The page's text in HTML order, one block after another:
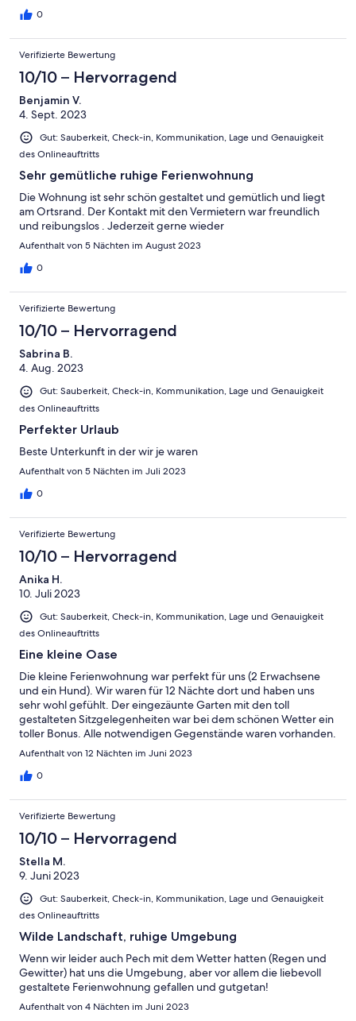
0
Verifizierte Bewertung
10/10 – Hervorragend
Benjamin V.
4. Sept. 2023
Gut: Sauberkeit, Check-in, Kommunikation, Lage und Genauigkeit
des Onlineauftritts
Sehr gemütliche ruhige Ferienwohnung
Die Wohnung ist sehr schön gestaltet und gemütlich und liegt
am Ortsrand. Der Kontakt mit den Vermietern war freundlich
und reibungslos . Jederzeit gerne wieder
Aufenthalt von 5 Nächten im August 2023
0
Verifizierte Bewertung
10/10 – Hervorragend
Sabrina B.
4. Aug. 2023
Gut: Sauberkeit, Check-in, Kommunikation, Lage und Genauigkeit
des Onlineauftritts
Perfekter Urlaub
Beste Unterkunft in der wir je waren
Aufenthalt von 5 Nächten im Juli 2023
0
Verifizierte Bewertung
10/10 – Hervorragend
Anika H.
10. Juli 2023
Gut: Sauberkeit, Check-in, Kommunikation, Lage und Genauigkeit
des Onlineauftritts
Eine kleine Oase
Die kleine Ferienwohnung war perfekt für uns (2 Erwachsene
und ein Hund). Wir waren für 12 Nächte dort und haben uns
sehr wohl gefühlt. Der eingezäunte Garten mit den toll
gestalteten Sitzgelegenheiten war bei dem schönen Wetter ein
toller Bonus. Alle notwendigen Gegenstände waren vorhanden.
Besonders positiv sind uns das gemütliche Ambiente und das
Aufenthalt von 12 Nächten im Juni 2023
0
Verifizierte Bewertung
10/10 – Hervorragend
Stella M.
9. Juni 2023
Gut: Sauberkeit, Check-in, Kommunikation, Lage und Genauigkeit
des Onlineauftritts
Wilde Landschaft, ruhige Umgebung
Wenn wir leider auch Pech mit dem Wetter hatten (Regen und
Gewitter) hat uns die Umgebung, aber vor allem die liebevoll
gestaltete Ferienwohnung gefallen und gutgetan!
Aufenthalt von 4 Nächten im Juni 2023